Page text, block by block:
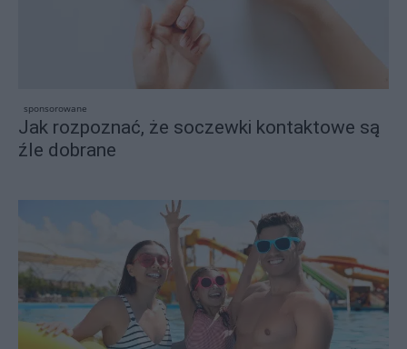
sponsorowane
Jak rozpoznać, że soczewki kontaktowe są
źle dobrane